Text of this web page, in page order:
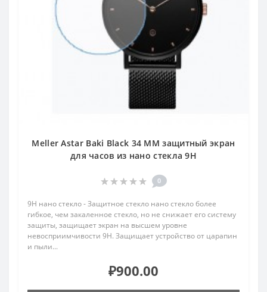
Meller Astar Baki Black 34 MM защитный экран
для часов из нано стекла 9H
0
9H нано стекло - Защитное стекло нано стекло более
гибкое, чем закаленное стекло, но не снижает его систему
защиты, защищает экран на высшем уровне
невосприимчивости 9H. Защищает устройство от царапин
и пыли...
₽900.00